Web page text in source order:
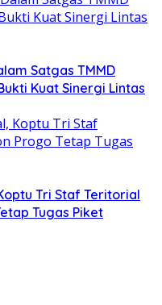
Satgas TMMD
Kuat Sinergi Lintas
Tri Staf Teritorial
Tugas Piket